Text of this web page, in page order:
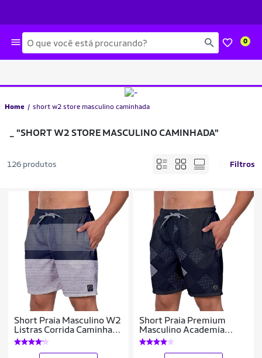
Busca 0
Home short w2 store masculino caminhada
"SHORT W2 STORE MASCULINO CAMINHADA"
126 produtos Filtros
Short Praia Masculino W2
Listras Corrida Caminhada
Academia
Short Praia Premium
Masculino Academia
Fitness Caminhada
Losango